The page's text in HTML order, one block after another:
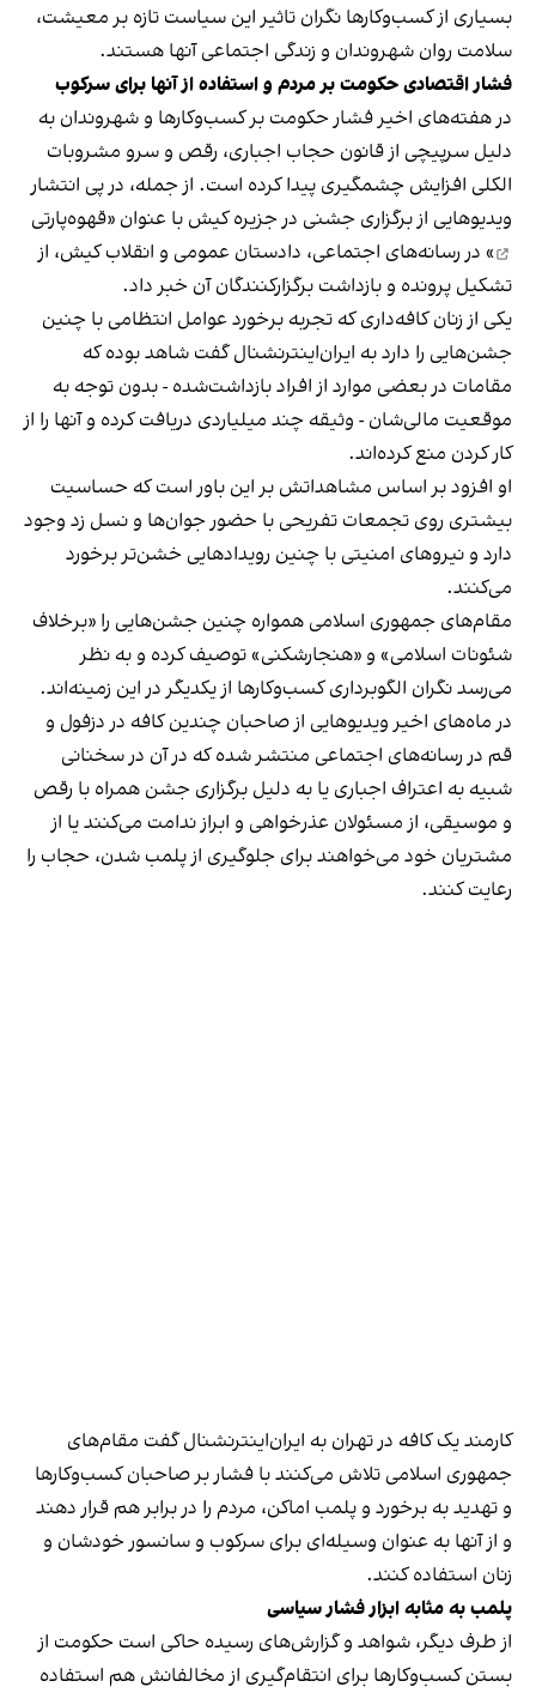
بسیاری از کسب‌وکارها نگران تاثیر این سیاست‌ تازه بر معیشت،
سلامت روان شهروندان و زندگی اجتماعی آنها هستند.
فشار اقتصادی حکومت بر مردم و استفاده از آنها برای سرکوب
در هفته‌های اخیر فشار حکومت بر کسب‌وکارها و شهروندان به
دلیل سرپیچی از قانون حجاب اجباری، رقص و سرو مشروبات
الکلی افزایش چشمگیری پیدا کرده است. از جمله، در پی انتشار
ویدیوهایی از برگزاری جشنی در جزیره کیش با عنوان «قهوه‌پارتی
» در رسانه‌های اجتماعی، دادستان عمومی و انقلاب کیش، از
تشکیل پرونده و بازداشت برگزارکنندگان آن خبر داد.
یکی از زنان کافه‌داری که تجربه برخورد عوامل انتظامی با چنین
جشن‌هایی را دارد به ایران‌اینترنشنال گفت شاهد بوده که
مقامات در بعضی موارد از افراد بازداشت‌‌شده - بدون توجه به
موقعیت مالی‌شان - وثیقه چند میلیاردی دریافت کرده و آنها را از
کار کردن منع کرده‌اند.
او افزود بر اساس مشاهداتش بر این باور است که حساسیت
بیشتری روی تجمعات تفریحی با حضور جوان‌ها و نسل زد وجود
دارد و نیروهای امنیتی با چنین رویدادهایی خشن‌تر برخورد
می‌کنند.
مقام‌های جمهوری اسلامی همواره چنین جشن‌هایی را «برخلاف
شئونات اسلامی» و «هنجارشکنی» توصیف کرده و به نظر
می‌رسد نگران الگوبرداری کسب‌وکارها از یکدیگر در این زمینه‌اند.
در ماه‌های اخیر ویدیوهایی از صاحبان چندین کافه در دزفول و
قم در رسانه‌های اجتماعی منتشر شده که در آن در سخنانی
شبیه به اعتراف اجباری یا به دلیل برگزاری جشن همراه با رقص
و موسیقی، از مسئولان عذرخواهی و ابراز ندامت می‌کنند یا از
مشتریان خود می‌خواهند برای جلوگیری از پلمب شدن، حجاب را
رعایت کنند.
کارمند یک کافه در تهران به ایران‌اینترنشنال گفت مقام‌های
جمهوری اسلامی تلاش می‌کنند با فشار بر صاحبان کسب‌وکارها
و تهدید به برخورد و پلمب اماکن، مردم را در برابر هم قرار دهند
و از آنها به عنوان وسیله‌ای برای سرکوب و سانسور خودشان و
زنان استفاده کنند.
پلمب به مثابه ابزار فشار سیاسی
از طرف دیگر، شواهد و گزارش‌های رسیده حاکی است حکومت از
بستن کسب‌وکارها برای انتقام‌گیری از مخالفانش هم استفاده